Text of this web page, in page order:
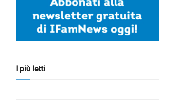
I più letti